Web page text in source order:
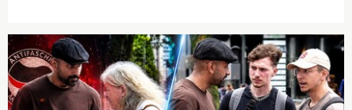
Euer Thomas
Das ZDF hat die Verwendung seiner Inhalte auf YouTube
verboten.